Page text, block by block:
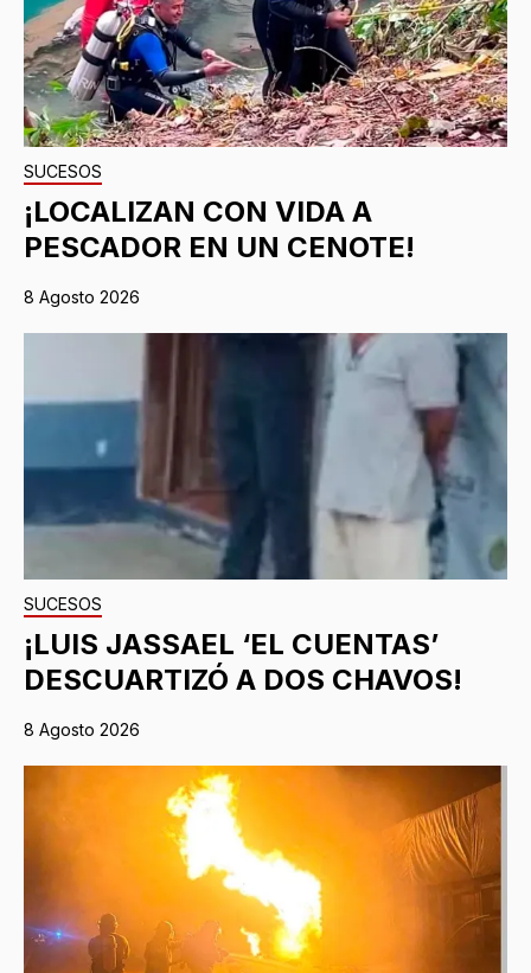
SUCESOS
¡LOCALIZAN CON VIDA A
PESCADOR EN UN CENOTE!
8 Agosto 2026
SUCESOS
¡LUIS JASSAEL ‘EL CUENTAS’
DESCUARTIZÓ A DOS CHAVOS!
8 Agosto 2026